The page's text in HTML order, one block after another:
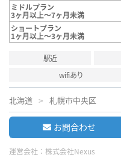
ミドルプラン
3ヶ月以上～7ヶ月未満
ショートプラン
1ヶ月以上～3ヶ月未満
駅近
wifiあり
北海道 札幌市中央区
お問合わせ
運営会社： 株式会社Nexus